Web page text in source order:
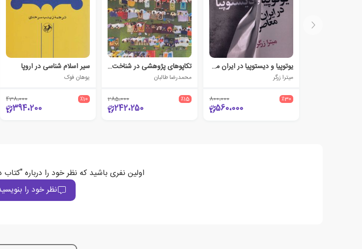
یوتوپیا و دیستوپیا در ایران معاصر
میترا زرگر
٪30 800،000
560،000
تکاپوهای پژوهشی در شناخت حیات اجتماعی دین در ایران
محمدرضا طالبان
٪15 285،000
242،250
سیر اسلام شناسی در اروپا
یوهان فوک
٪10 438،000
394،200
اولین نفری باشید که نظر خود را درباره
نظر خود را